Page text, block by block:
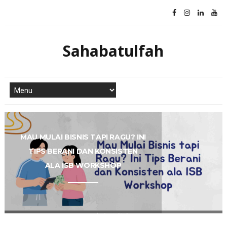
Sahabatulfah
MAU MULAI BISNIS TAPI RAGU? INI
TIPS BERANI DAN KONSISTEN
ALA ISB WORKSHOP